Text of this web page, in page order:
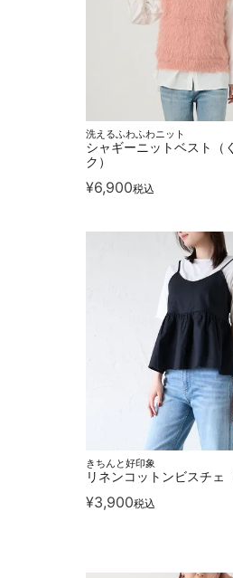
洗えるふわふわニット
シャギーニットベスト（
ク）
¥6,900税込
きちんと好印象
リネンコットンビスチェ
¥3,900税込